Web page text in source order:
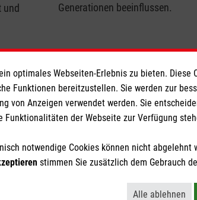
und
Freizeit
Generationen beeinflussen.
Freizeit Mentale Fitness
optimales Webseiten-Erlebnis zu bieten.
Funktionen bereitzustellen. Sie werden zur
von Anzeigen verwendet werden. Sie
der Webseite zur Verfügung
notwendige Cookies können nicht
stimmen Sie zusätzlich dem Gebrauch
Alle ablehnen